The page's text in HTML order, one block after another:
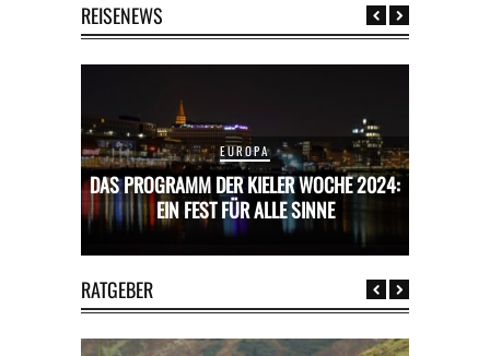
REISENEWS
EUROPA
DAS PROGRAMM DER KIELER WOCHE 2024:
EIN FEST FÜR ALLE SINNE
RATGEBER